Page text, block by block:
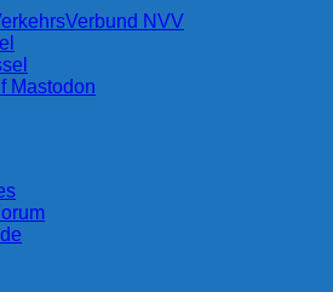
NVV
Mastodon